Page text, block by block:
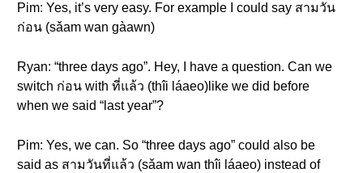
Pim: Yes, it’s very easy. For example I could say สามวัน
ก่อน (sǎam wan gàawn)
Ryan: “three days ago”. Hey, I have a question. Can we
switch ก่อน with ที่แล้ว (thîi láaeo)like we did before
when we said “last year”?
Pim: Yes, we can. So “three days ago” could also be
said as สามวันที่แล้ว (sǎam wan thîi láaeo) instead of